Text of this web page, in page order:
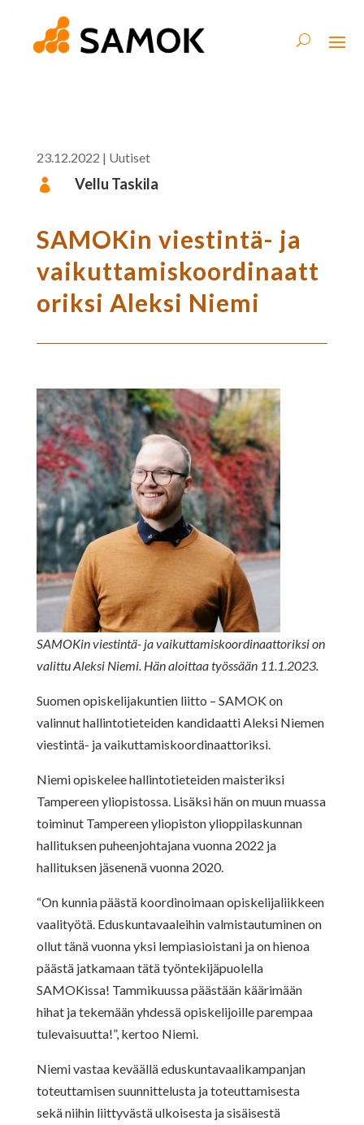
23.12.2022 | Uutiset
 Vellu Taskila
SAMOKin viestintä- ja
vaikuttamiskoordinaatt
oriksi Aleksi Niemi
SAMOKin viestintä- ja vaikuttamiskoordinaattoriksi on
valittu Aleksi Niemi. Hän aloittaa työssään 11.1.2023.
Suomen opiskelijakuntien liitto – SAMOK on
valinnut hallintotieteiden kandidaatti Aleksi Niemen
viestintä- ja vaikuttamiskoordinaattoriksi.
Niemi opiskelee hallintotieteiden maisteriksi
Tampereen yliopistossa. Lisäksi hän on muun muassa
toiminut Tampereen yliopiston ylioppilaskunnan
hallituksen puheenjohtajana vuonna 2022 ja
hallituksen jäsenenä vuonna 2020.
“On kunnia päästä koordinoimaan opiskelijaliikkeen
vaalityötä. Eduskuntavaaleihin valmistautuminen on
ollut tänä vuonna yksi lempiasioistani ja on hienoa
päästä jatkamaan tätä työntekijäpuolella
SAMOKissa! Tammikuussa päästään käärimään
hihat ja tekemään yhdessä opiskelijoille parempaa
tulevaisuutta!”, kertoo Niemi.
Niemi vastaa keväällä eduskuntavaalikampanjan
toteuttamisen suunnittelusta ja toteuttamisesta
sekä niihin liittyvästä ulkoisesta ja sisäisestä